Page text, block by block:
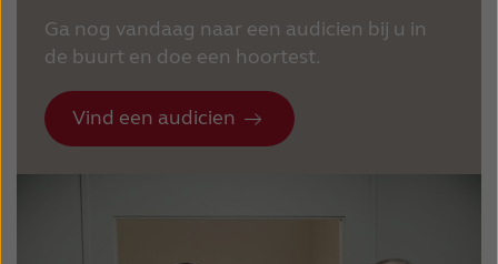
Ga nog vandaag naar een audicien bij u in
de buurt en doe een hoortest.
Vind een audicien